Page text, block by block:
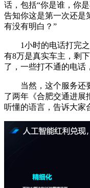
话，包括“你是谁，你
告知你这是第一次还是
有没有明白？”
1小时的电话打完之
有8万是真实车主，剩
了，一些打不通的电话
当然，这个服务还要
了两年《合肥交通进展
听懂的语言，告诉大家